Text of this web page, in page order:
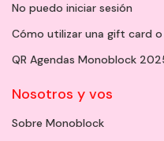
No puedo iniciar sesión
Cómo utilizar una gift card
QR Agendas Monoblock
Nosotros y vos
Sobre Monoblock